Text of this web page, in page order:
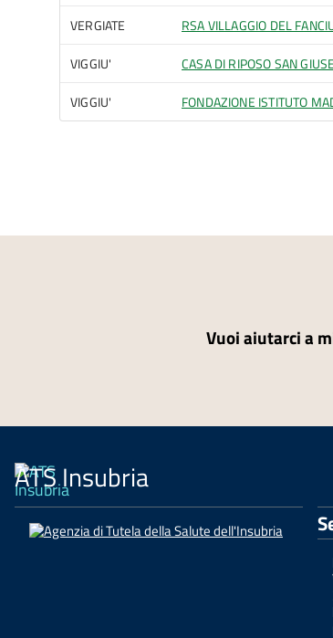
VERGIATE RSA VILLAGGIO DEL
VIGGIU'
CASA DI RIPOSO SAN
VIGGIU'
FONDAZIONE ISTITUTO
Vuoi aiutarci a
ATS Insubria